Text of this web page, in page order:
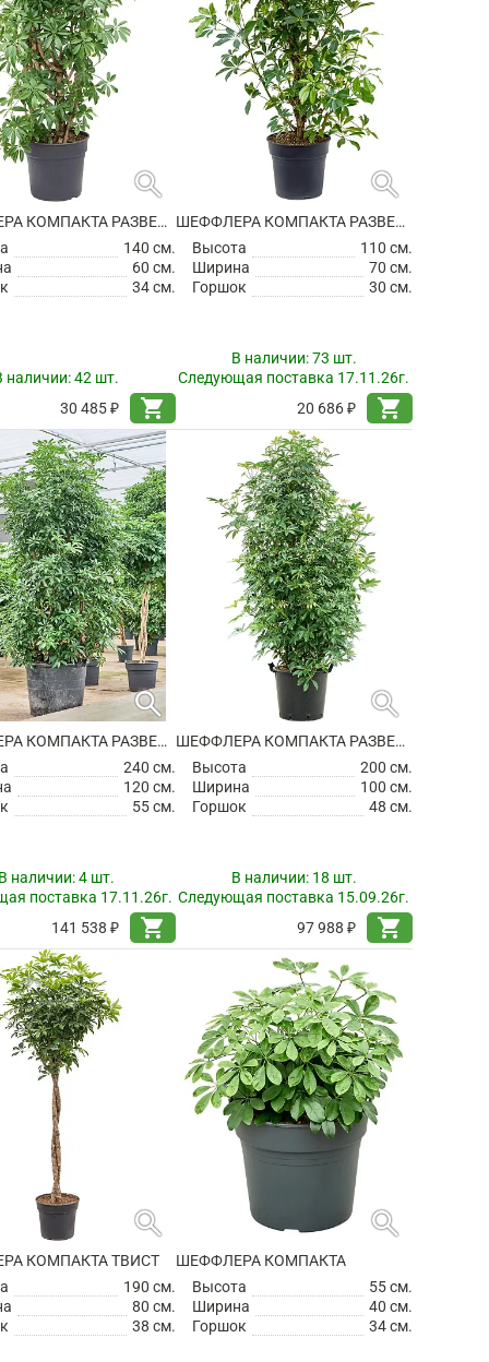
search
ШЕФФЛЕРА КОМПАКТА РАЗВЕТВЛЕННАЯ
140 см.
60 см.
34 см.
наличии:42 шт.
30 485 ₽
shopping_cart
search
ШЕФФЛЕРА КОМПАКТА РАЗВЕТВЛЕННАЯ
Высота
110 см.
Ширина
70 см.
Горшок
30 см.
В наличии:73 шт.
Следующая поставка 17.11.26г.
20 686 ₽
shopping_cart
search
ШЕФФЛЕРА КОМПАКТА РАЗВЕТВЛЕННАЯ
240 см.
120 см.
55 см.
наличии:4 шт.
поставка 17.11.26г.
141 538 ₽
shopping_cart
search
ШЕФФЛЕРА КОМПАКТА РАЗВЕТВЛЕННАЯ
Высота
200 см.
Ширина
100 см.
Горшок
48 см.
В наличии: 18 шт.
Следующая поставка 15.09.26г.
97 988 ₽
shopping_cart
search
КОМПАКТА ТВИСТ
190 см.
80 см.
38 см.
search
ШЕФФЛЕРА КОМПАКТА
Высота
55 см.
Ширина
40 см.
Горшок
34 см.